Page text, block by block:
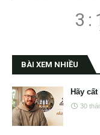
BÀI XEM NHIỀU
Hãy
30